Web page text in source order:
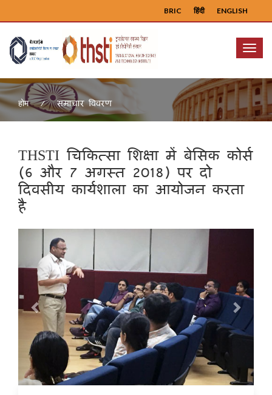
ENGLISH
हिंदी
BRIC
Menu
होम समाचार विवरण
THSTI चिकित्सा शिक्षा में बेसिक कोर्स
(6 और 7 अगस्त 2018) पर दो
दिवसीय कार्यशाला का आयोजन करता
है
Previous